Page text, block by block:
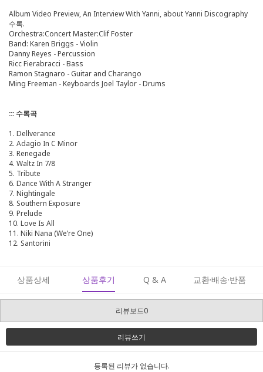
Album Video Preview, An Interview With Yanni, about Yanni Discography
수록.
Orchestra:Concert Master:Clif Foster
Band: Karen Briggs - Violin
Danny Reyes - Percussion
Ricc Fierabracci - Bass
Ramon Stagnaro - Guitar and Charango
Ming Freeman - Keyboards Joel Taylor - Drums
::: 수록곡
1. Dellverance
2. Adagio In C Minor
3. Renegade
4. Waltz In 7/8
5. Tribute
6. Dance With A Stranger
7. Nightingale
8. Southern Exposure
9. Prelude
10. Love Is All
11. Niki Nana (We’re One)
12. Santorini
상품상세 상품후기 Q & A 교환·배송·반품
리뷰보드0
리뷰쓰기
등록된 리뷰가 없습니다.